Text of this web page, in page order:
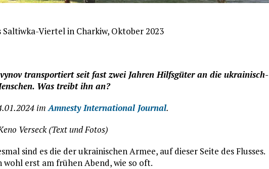
Viertel in Charkiw, Oktober 2023
transportiert seit fast zwei Jahren Hilfsgüter an die ukrainisch-
Was treibt ihn an?
imAmnesty International Journal.
Verseck (Text und Fotos)
sind es die der ukrainischen Armee, auf dieser Seite des Flusses.
wohl erst am frühen Abend, wie so oft.